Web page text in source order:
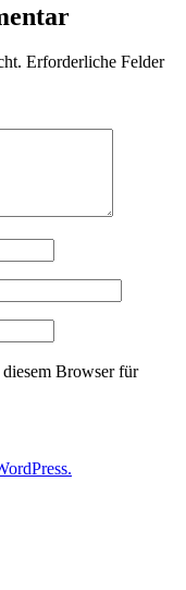
Erforderliche Felder
Browser für